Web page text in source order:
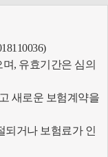
, 유효기간은 심의
새로운 보험계약을
거나 보험료가 인